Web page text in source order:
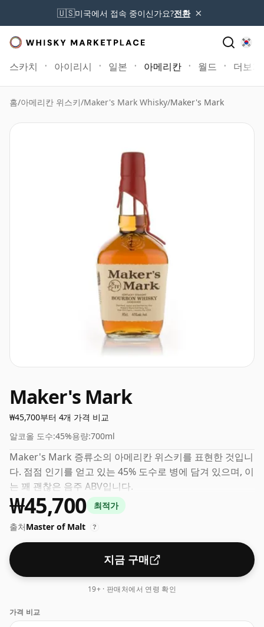
🇺🇸미국에서 접속 중이신가요?전환 ×
스카치 아이리시 일본 아메리칸 월드 더보기
홈/아메리칸 위스키/Maker's Mark Whisky/Maker's Mark
Maker's Mark
₩45,700부터 4개 가격 비교
알코올 도수:45%용량:700ml
Maker's Mark 증류소의 아메리칸 위스키를 표현한 것입니
다. 점점 인기를 얻고 있는 45% 도수로 병에 담겨 있으며, 이
는 꽤 괜찮은 음주 ABV입니다.
₩45,700
최적가
출처Master of Malt ?
지금 구매
19+ · 판매처에서 연령 확인
가격 비교